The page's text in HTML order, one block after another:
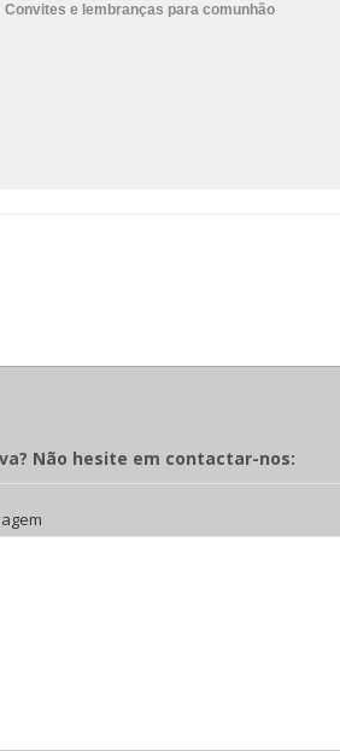
Convites e lembranças para comunhão
Não hesite em contactar-nos: